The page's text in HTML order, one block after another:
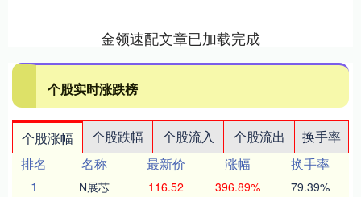
金领速配文章已加载完成
个股实时涨跌榜
个股涨幅 个股跌幅 个股流入 个股流出
换手率
排名
名称 最新价 涨幅
换手率
1
N展芯 116.52 396.89% 79.39%